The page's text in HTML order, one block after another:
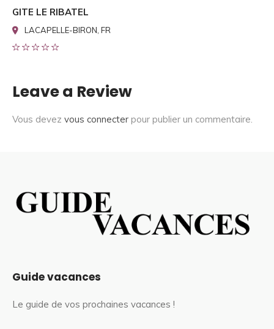
GITE LE RIBATEL
LACAPELLE-BIRON, FR
Leave a Review
Vous devez vous connecter pour publier un commentaire.
Guide vacances
Le guide de vos prochaines vacances !